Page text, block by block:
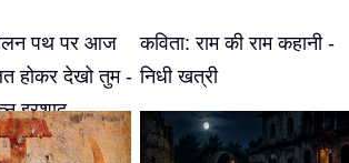
पथ पर आज
होकर देखो तुम -
इरशाद
कविता: राम की राम कहानी -
निधी खत्री